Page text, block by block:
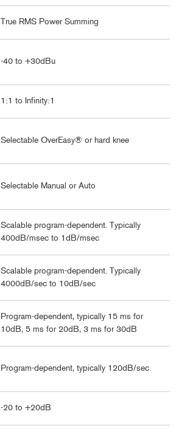
True RMS Power Summing
-40 to +30dBu
1:1 to Infinity:1
Selectable OverEasy® or hard knee
Selectable Manual or Auto
Scalable program-dependent. Typically
400dB/msec to 1dB/msec
Scalable program-dependent. Typically
4000dB/sec to 10dB/sec
Program-dependent, typically 15 ms for
10dB, 5 ms for 20dB, 3 ms for 30dB
Program-dependent, typically 120dB/sec
-20 to +20dB